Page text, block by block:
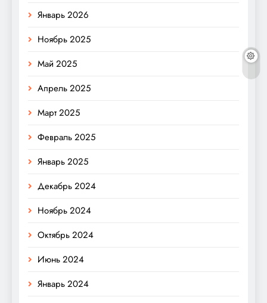
Январь 2026
Ноябрь 2025
Май 2025
Апрель 2025
Март 2025
Февраль 2025
Январь 2025
Декабрь 2024
Ноябрь 2024
Октябрь 2024
Июнь 2024
Январь 2024